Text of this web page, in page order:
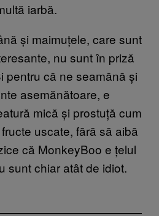
iarbă.
și maimuțele, care sunt
nu sunt în priză
pentru că ne seamănă și
asemănătoare, e
mică și prostuță cum
uscate, fără să aibă
că MonkeyBoo e țelul
sunt chiar atât de idiot.